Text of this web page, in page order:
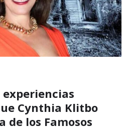
Cynthia Klitbo
de los Famosos